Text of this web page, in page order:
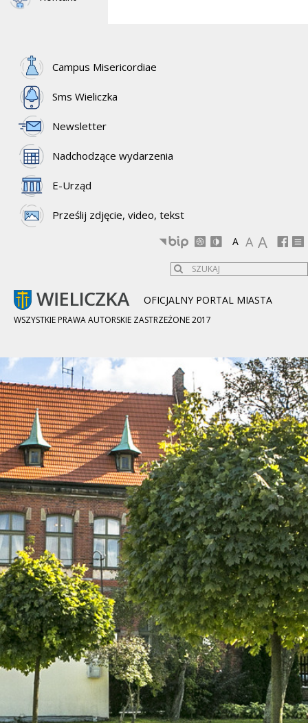
Campus Misericordiae
Sms Wieliczka
Newsletter
Nadchodzące wydarzenia
E-Urząd
Prześlij zdjęcie, video, tekst
A A A
OFICJALNY PORTAL MIASTA
WSZYSTKIE PRAWA AUTORSKIE ZASTRZEŻONE 2017